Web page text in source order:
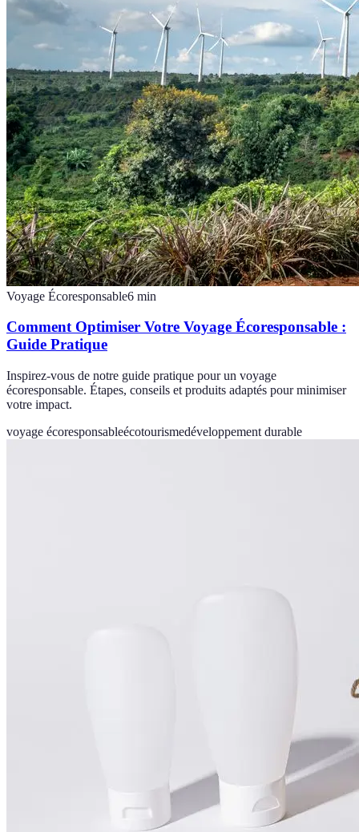
Voyage Écoresponsable6 min
Comment Optimiser Votre Voyage Écoresponsable :
Guide Pratique
Inspirez-vous de notre guide pratique pour un voyage
écoresponsable. Étapes, conseils et produits adaptés pour minimiser
votre impact.
voyage écoresponsableécotourismedéveloppement durable